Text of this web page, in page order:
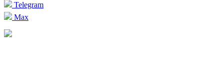
Telegram
Max